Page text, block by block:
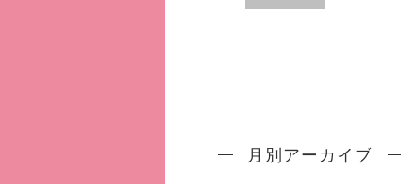
月別アーカイブ